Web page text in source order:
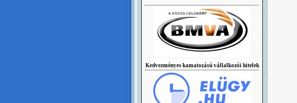
Kedvezményes kamatozású vállalkozói hitelek